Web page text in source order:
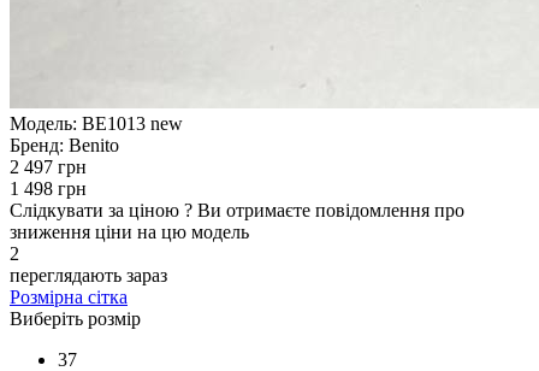
Модель: BE1013 new
Бренд: Benito
2 497 грн
1 498 грн
Слідкувати за ціною ? Ви отримаєте повідомлення про
зниження ціни на цю модель
2
переглядають зараз
Розмірна сітка
Виберіть розмір
37